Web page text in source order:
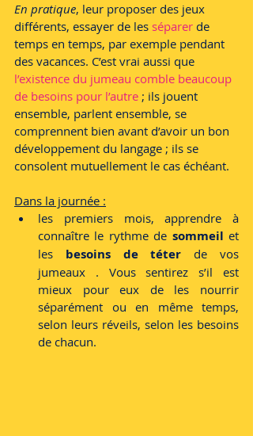
En pratique, leur proposer des jeux
différents, essayer de les séparer de
temps en temps, par exemple pendant
des vacances. C’est vrai aussi que
l’existence du jumeau comble beaucoup
de besoins pour l’autre ; ils jouent
ensemble, parlent ensemble, se
comprennent bien avant d’avoir un bon
développement du langage ; ils se
consolent mutuellement le cas échéant.
Dans la journée :
les premiers mois, apprendre à
connaître le rythme de sommeil et
les besoins de téter de vos
jumeaux . Vous sentirez s’il est
mieux pour eux de les nourrir
séparément ou en même temps,
selon leurs réveils, selon les besoins
de chacun.